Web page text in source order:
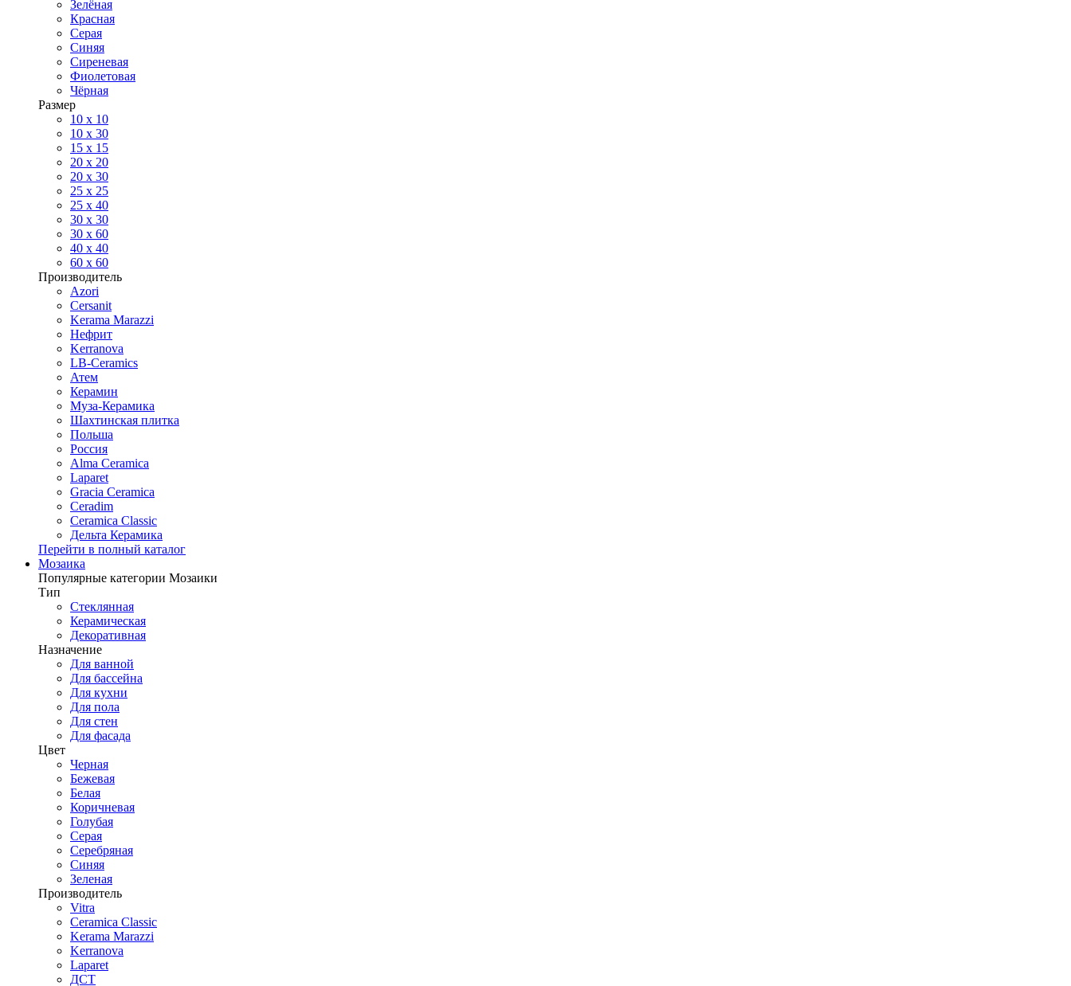
Зелёная
Красная
Серая
Синяя
Сиреневая
Фиолетовая
Чёрная
Размер
10 х 10
10 x 30
15 x 15
20 х 20
20 x 30
25 x 25
25 x 40
30 x 30
30 х 60
40 х 40
60 х 60
Производитель
Azori
Cersanit
Kerama Marazzi
Нефрит
Kerranova
LB-Ceramics
Атем
Керамин
Муза-Керамика
Шахтинская плитка
Польша
Россия
Alma Ceramica
Laparet
Gracia Ceramica
Ceradim
Ceramica Classic
Дельта Керамика
Перейти в полный каталог
Мозаика
Популярные категории Мозаики
Тип
Стеклянная
Керамическая
Декоративная
Назначение
Для ванной
Для бассейна
Для кухни
Для пола
Для стен
Для фасада
Цвет
Черная
Бежевая
Белая
Коричневая
Голубая
Серая
Серебряная
Синяя
Зеленая
Производитель
Vitra
Ceramica Classic
Kerama Marazzi
Kerranova
Laparet
ДСТ